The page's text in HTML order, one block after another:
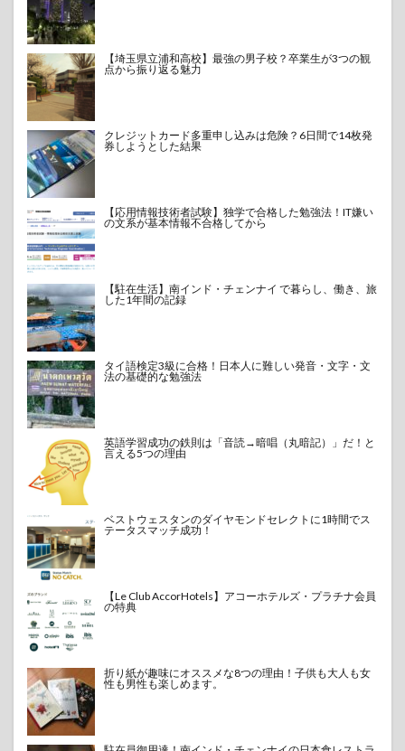
【埼玉県立浦和高校】最強の男子校？卒業生が3つの観
点から振り返る魅力
クレジットカード多重申し込みは危険？6日間で14枚発
券しようとした結果
【応用情報技術者試験】独学で合格した勉強法！IT嫌い
の文系が基本情報不合格してから
【駐在生活】南インド・チェンナイ で暮らし、働き、旅
した1年間の記録
タイ語検定3級に合格！日本人に難しい発音・文字・文
法の基礎的な勉強法
英語学習成功の鉄則は「音読→暗唱（丸暗記）」だ！と
言える5つの理由
ベストウェスタンのダイヤモンドセレクトに1時間でス
テータスマッチ成功！
【Le Club AccorHotels】アコーホテルズ・プラチナ会員
の特典
折り紙が趣味にオススメな8つの理由！子供も大人も女
性も男性も楽しめます。